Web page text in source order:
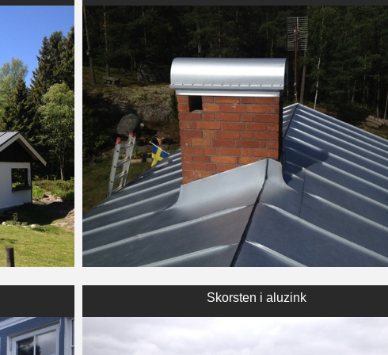
Skorsten i aluzink